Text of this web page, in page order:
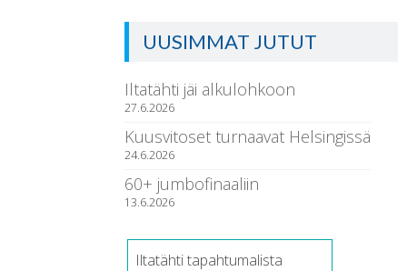
UUSIMMAT JUTUT
Iltatähti jäi alkulohkoon
27.6.2026
Kuusvitoset turnaavat Helsingissä
24.6.2026
60+ jumbofinaaliin
13.6.2026
Iltatähti tapahtumalista